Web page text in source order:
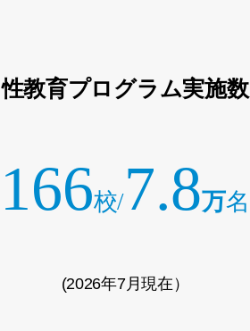
性教育プログラム実施数
166校/7.8万名
(2026年7月現在）